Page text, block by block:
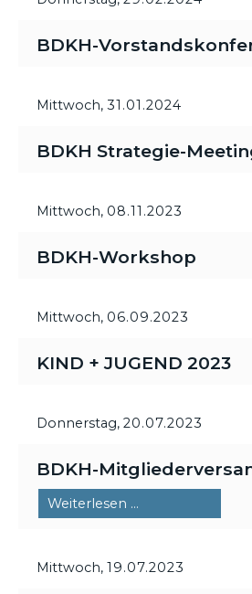
BDKH-
Mittwoch, 31.01.2024
BDKH Strategie-
Mittwoch, 08.11.2023
BDKH-Workshop
Mittwoch, 06.09.2023
KIND + JUGEND 2023
Donnerstag, 20.07.2023
BDKH-
Weiterlesen …
Mittwoch, 19.07.2023